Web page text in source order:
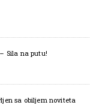
Sila na putu!
sa obiljem noviteta